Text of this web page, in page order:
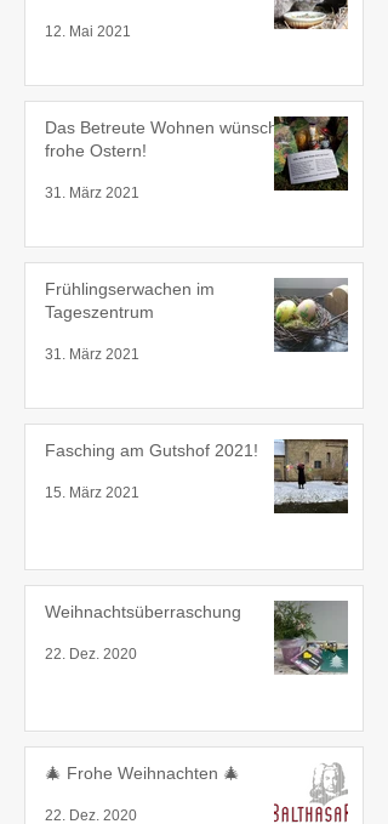
12. Mai 2021
Das Betreute Wohnen wünscht
frohe Ostern!
31. März 2021
Frühlingserwachen im
Tageszentrum
31. März 2021
Fasching am Gutshof 2021!
15. März 2021
Weihnachtsüberraschung
22. Dez. 2020
🎄 Frohe Weihnachten 🎄
22. Dez. 2020